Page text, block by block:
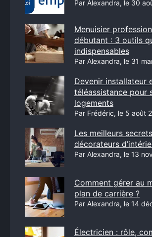
Par Alexandra, le 30
Menuisier
débutant : 3 outils
indispensables
Par Alexandra, le 31
Devenir installateur
téléassistance pour
logements
Par Frédéric, le 5 août
Les meilleurs
décorateurs
Par Alexandra, le 13
Comment gérer au
plan de carrière ?
Par Alexandra, le 14
Électricien : rôle,